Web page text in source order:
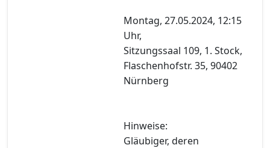
Montag, 27.05.2024, 12:15
Uhr,
Sitzungssaal 109, 1. Stock,
Flaschenhofstr. 35, 90402
Nürnberg
Hinweise:
Gläubiger, deren